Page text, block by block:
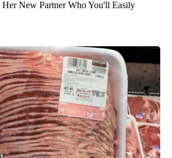
Her New Partner Who You'll Easily